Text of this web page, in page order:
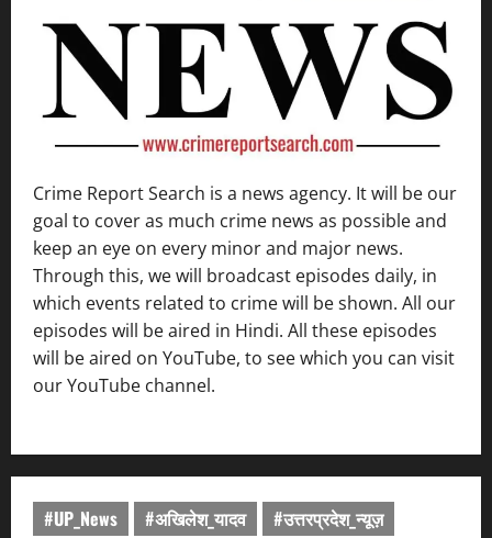
Crime Report Search is a news agency. It will be our
goal to cover as much crime news as possible and
keep an eye on every minor and major news.
Through this, we will broadcast episodes daily, in
which events related to crime will be shown. All our
episodes will be aired in Hindi. All these episodes
will be aired on YouTube, to see which you can visit
our YouTube channel.
#UP_News #अखिलेश_यादव
#उत्तरप्रदेश_न्यूज़